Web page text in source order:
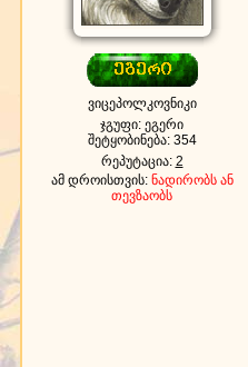
ვიცეპოლკოვნიკი
ჯგუფი: ეგერი
შეტყობინება: 354
რეპუტაცია: 2
ამ დროისთვის: ნადირობს ან
თევზაობს